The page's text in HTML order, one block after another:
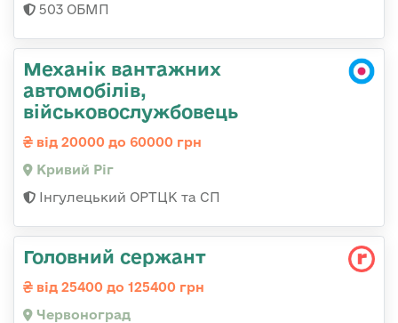
503 ОБМП
Механік вантажних
автомобілів,
військовослужбовець
від 20000 до 60000 грн
Кривий Ріг
Інгулецький ОРТЦК та СП
Головний сержант
від 25400 до 125400 грн
Червоноград